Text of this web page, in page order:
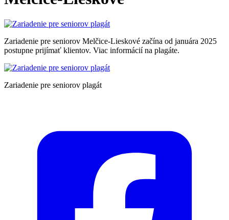
Zariadenie pre seniorov Melčice-Lieskové začína od januára 2025
postupne prijímať klientov. Viac informácií na plagáte.
Zariadenie pre seniorov plagát